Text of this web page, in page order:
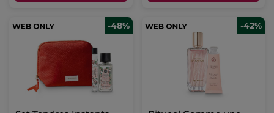
-48% -42%